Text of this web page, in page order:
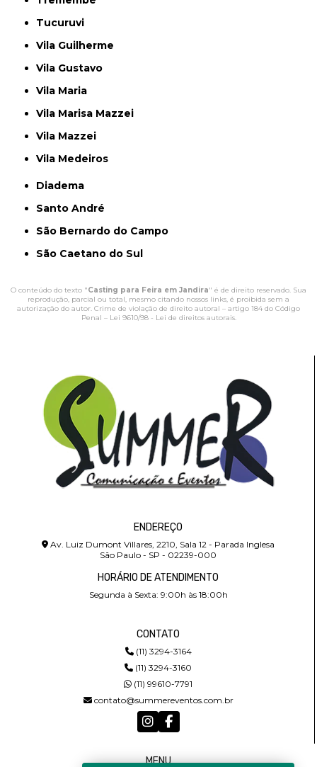
Tucuruvi
Vila Guilherme
Vila Gustavo
Vila Maria
Vila Marisa Mazzei
Vila Mazzei
Vila Medeiros
Diadema
Santo André
São Bernardo do Campo
São Caetano do Sul
O conteúdo do texto "Casting para Feira em Jandira" é de direito reservado. Sua
reprodução, parcial ou total, mesmo citando nossos links, é proibida sem a
autorização do autor. Crime de violação de direito autoral – artigo 184 do Código
Penal – Lei 9610/98 - Lei de direitos autorais.
ENDEREÇO
Av. Luiz Dumont Villares, 2210, Sala 12 - Parada Inglesa
São Paulo - SP - 02239-000
HORÁRIO DE ATENDIMENTO
Segunda à Sexta: 9:00h às 18:00h
CONTATO
(11) 3294-3164
(11) 3294-3160
(11) 99610-7791
contato@summereventos.com.br
MENU